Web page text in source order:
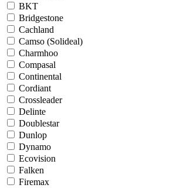
BKT
Bridgestone
Cachland
Camso (Solideal)
Charmhoo
Compasal
Continental
Cordiant
Crossleader
Delinte
Doublestar
Dunlop
Dynamo
Ecovision
Falken
Firemax